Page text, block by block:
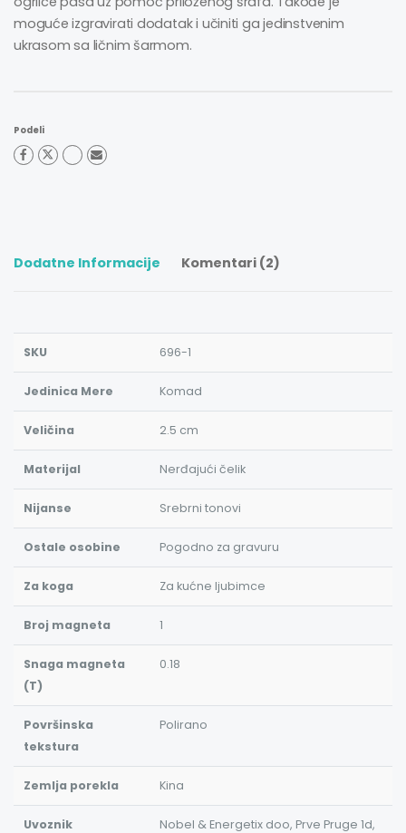
moguće izgravirati dodatak i učiniti ga jedinstvenim
ukrasom sa ličnim šarmom.
Podeli
Dodatne Informacije Komentari (2)
SKU 696-1
Jedinica Mere Komad
Veličina 2.5 cm
Materijal Nerđajući čelik
Nijanse Srebrni tonovi
Ostale osobine Pogodno za gravuru
Za koga Za kućne ljubimce
Broj magneta 1
Snaga magneta
(T)
0.18
Površinska
tekstura
Polirano
Zemlja porekla Kina
Uvoznik
Nobel & Energetix doo, Prve Pruge 1d,